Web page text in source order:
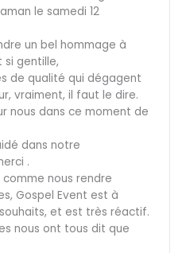
le samedi 12
un bel hommage à
si gentille,
de qualité qui dégagent
vraiment, il faut le dire.
nous dans ce moment de
dans notre
.
nous rendre
Gospel Event est à
et est très réactif.
nous ont tous dit que